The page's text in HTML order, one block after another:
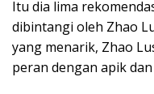
Itu dia lima
dibintangi oleh Zhao
yang menarik, Zhao
peran dengan apik